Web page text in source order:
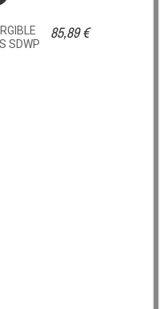
SDWP
85,89 €